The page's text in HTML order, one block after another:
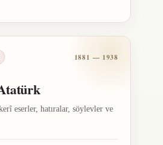
1881 — 1938
eserler, hatıralar, söylevler ve